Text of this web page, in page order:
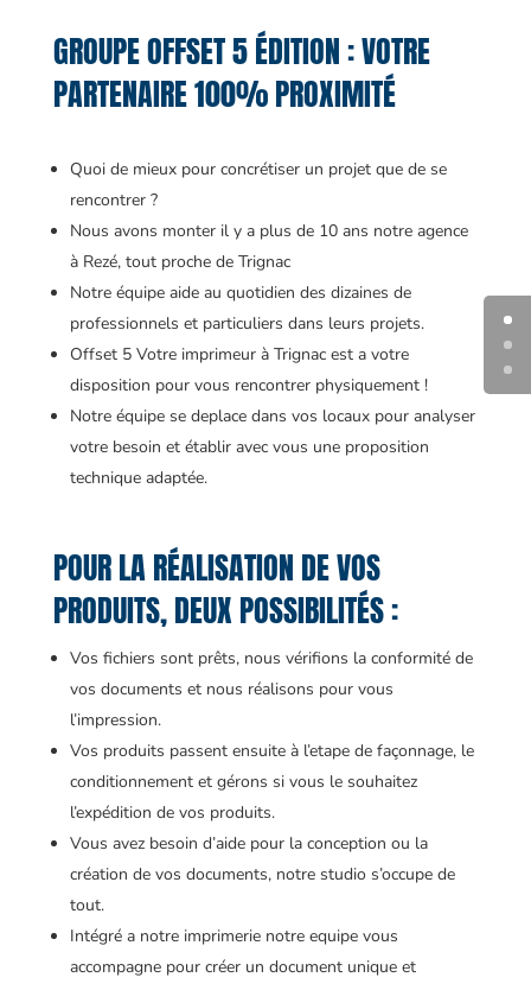
GROUPE OFFSET 5 ÉDITION : VOTRE
PARTENAIRE 100% PROXIMITÉ
Quoi de mieux pour concrétiser un projet que de se
rencontrer ?
Nous avons monter il y a plus de 10 ans notre agence
à Rezé, tout proche de Trignac
Notre équipe aide au quotidien des dizaines de
professionnels et particuliers dans leurs projets.
Offset 5 Votre imprimeur à Trignac est a votre
disposition pour vous rencontrer physiquement !
Notre équipe se deplace dans vos locaux pour analyser
votre besoin et établir avec vous une proposition
technique adaptée.
POUR LA RÉALISATION DE VOS
PRODUITS, DEUX POSSIBILITÉS :
Vos fichiers sont prêts, nous vérifions la conformité de
vos documents et nous réalisons pour vous
l’impression.
Vos produits passent ensuite à l’etape de façonnage, le
conditionnement et gérons si vous le souhaitez
l’expédition de vos produits.
Vous avez besoin d’aide pour la conception ou la
création de vos documents, notre studio s’occupe de
tout.
Intégré a notre imprimerie notre equipe vous
accompagne pour créer un document unique et